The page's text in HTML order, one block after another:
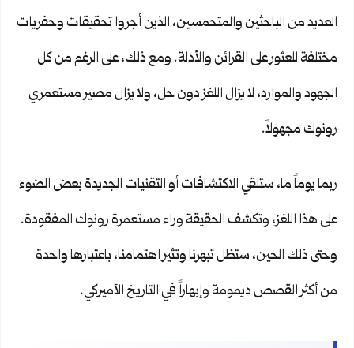
العديد من الباحثين والمتحمسين، الذين أجروا تحقيقات وحفريات
مختلفة للعثور على القرائن والأدلة. ومع ذلك، على الرغم من كل
الجهود والموارد، لا يزال اللغز دون حل، ولا يزال مصير مستعمري
رونوك مجهولاً.
ربما يوماً ما، ستلقي الاكتشافات أو التقنيات الجديدة بعض الضوء
على هذا اللغز، وتكشف الحقيقة وراء مستعمرة رونوك المفقودة.
وحتى ذلك الحين، ستظل تبهرنا وتثير اهتمامنا، باعتبارها واحدة
من أكثر القصص ديمومة وإبهاراً في التاريخ الأميركي.